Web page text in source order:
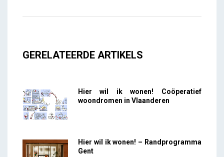
GERELATEERDE ARTIKELS
Hier wil ik wonen! Coöperatief
woondromen in Vlaanderen
Hier wil ik wonen! – Randprogramma
Gent